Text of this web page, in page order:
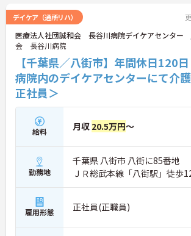
デイケア（通所リハ）
医療法人社団誠和会 長谷川病院デイケアセンター
会 長谷川病院
【千葉県／八街市】年間休日120
病院内のデイケアセンターにて介
正社員＞
給料 月収 20.5万円～
勤務地
千葉県 八街市 八街に85番地
ＪＲ総武本線「八街駅」徒歩
雇用形態 正社員(正職員)